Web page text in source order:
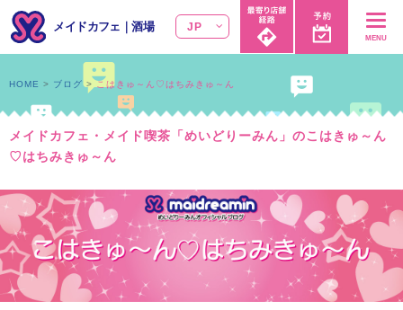
メイドカフェ ｜酒場 JP
MENU
メイドカフェ・メイド喫茶「めいどりーみん」のこはきゅ～ん
♡はちみきゅ～ん
HOME ブログ こはきゅ～ん♡はちみきゅ～ん